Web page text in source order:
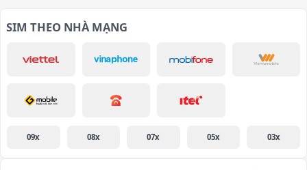
SIM THEO NHÀ MẠNG
09x 08x 07x 05x 03x